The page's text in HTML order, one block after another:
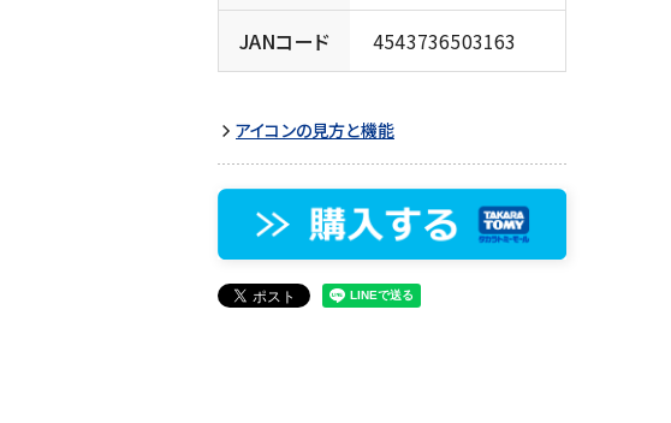
JANコード 4543736503163
アイコンの見方と機能